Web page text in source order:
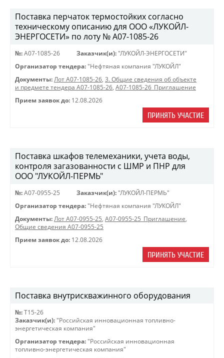
Поставка перчаток термостойких согласно
техническому описанию для ООО «ЛУКОЙЛ-
ЭНЕРГОСЕТИ» по лоту № A07-1085-26
№: A07-1085-26 Заказчик(и): "ЛУКОЙЛ-ЭНЕРГОСЕТИ"
Организатор тендера: "Нефтяная компания "ЛУКОЙЛ"
Документы: Лот A07-1085-26, 3. Общие сведения об объекте
и предмете тендера A07-1085-26, A07-1085-26_Приглашение
Прием заявок до: 12.08.2026
ПРИНЯТЬ УЧАСТИЕ
Поставка шкафов телемеханики, учета воды,
контроля загазованности с ШМР и ПНР для
ООО "ЛУКОЙЛ-ПЕРМЬ"
№: A07-0955-25 Заказчик(и): "ЛУКОЙЛ-ПЕРМЬ"
Организатор тендера: "Нефтяная компания "ЛУКОЙЛ"
Документы: Лот A07-0955-25, A07-0955-25_Приглашение,
Общие сведения A07-0955-25
Прием заявок до: 12.08.2026
ПРИНЯТЬ УЧАСТИЕ
Поставка внутрискважинного оборудования
№: Т15-26
Заказчик(и): "Российская инновационная топливно-
энергетическая компания"
Организатор тендера: "Российская инновационная
топливно-энергетическая компания"